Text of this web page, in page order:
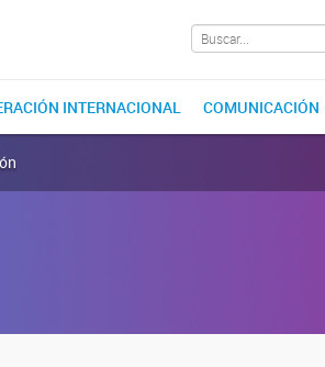
INTERNACIONAL COMUNICACIÓN